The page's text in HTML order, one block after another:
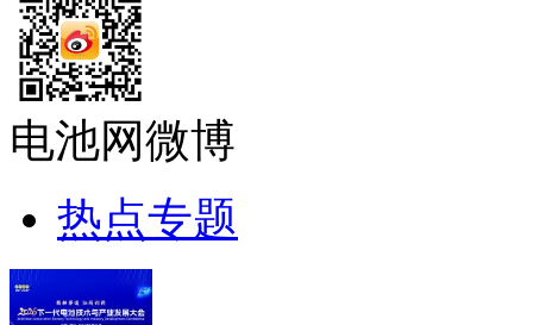
电池网微博
热点专题